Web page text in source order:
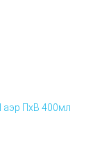
аэр ПхВ 400мл